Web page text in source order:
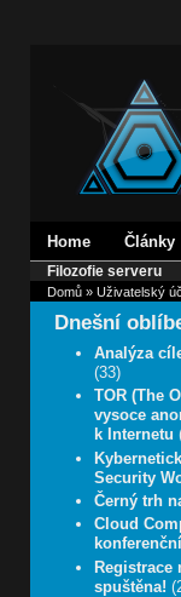
Home Články
Filozofie serveru
Domů» Uživatelský
Dnešní
Analýza
(33)
TOR (The
vysoce
k Internetu
Security
Černý trh
Cloud
Registrace
spuštěna!